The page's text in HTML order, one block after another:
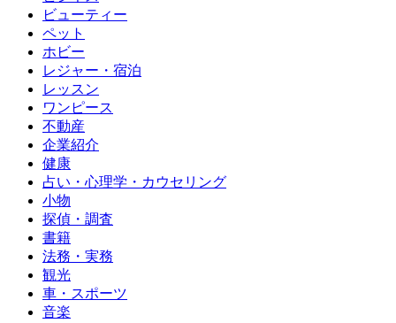
ビューティー
ペット
ホビー
レジャー・宿泊
レッスン
ワンピース
不動産
企業紹介
健康
占い・心理学・カウセリング
小物
探偵・調査
書籍
法務・実務
観光
車・スポーツ
音楽